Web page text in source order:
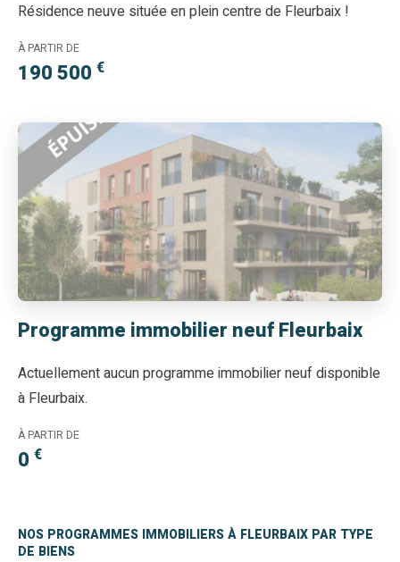
Résidence neuve située en plein centre de Fleurbaix !
À PARTIR DE
190 500 €
Programme immobilier neuf Fleurbaix
Actuellement aucun programme immobilier neuf disponible
à Fleurbaix.
À PARTIR DE
0 €
NOS PROGRAMMES IMMOBILIERS À FLEURBAIX PAR TYPE
DE BIENS